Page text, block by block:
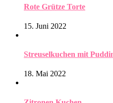
Rote Grütze Torte
15. Juni 2022
Streuselkuchen mit
18. Mai 2022